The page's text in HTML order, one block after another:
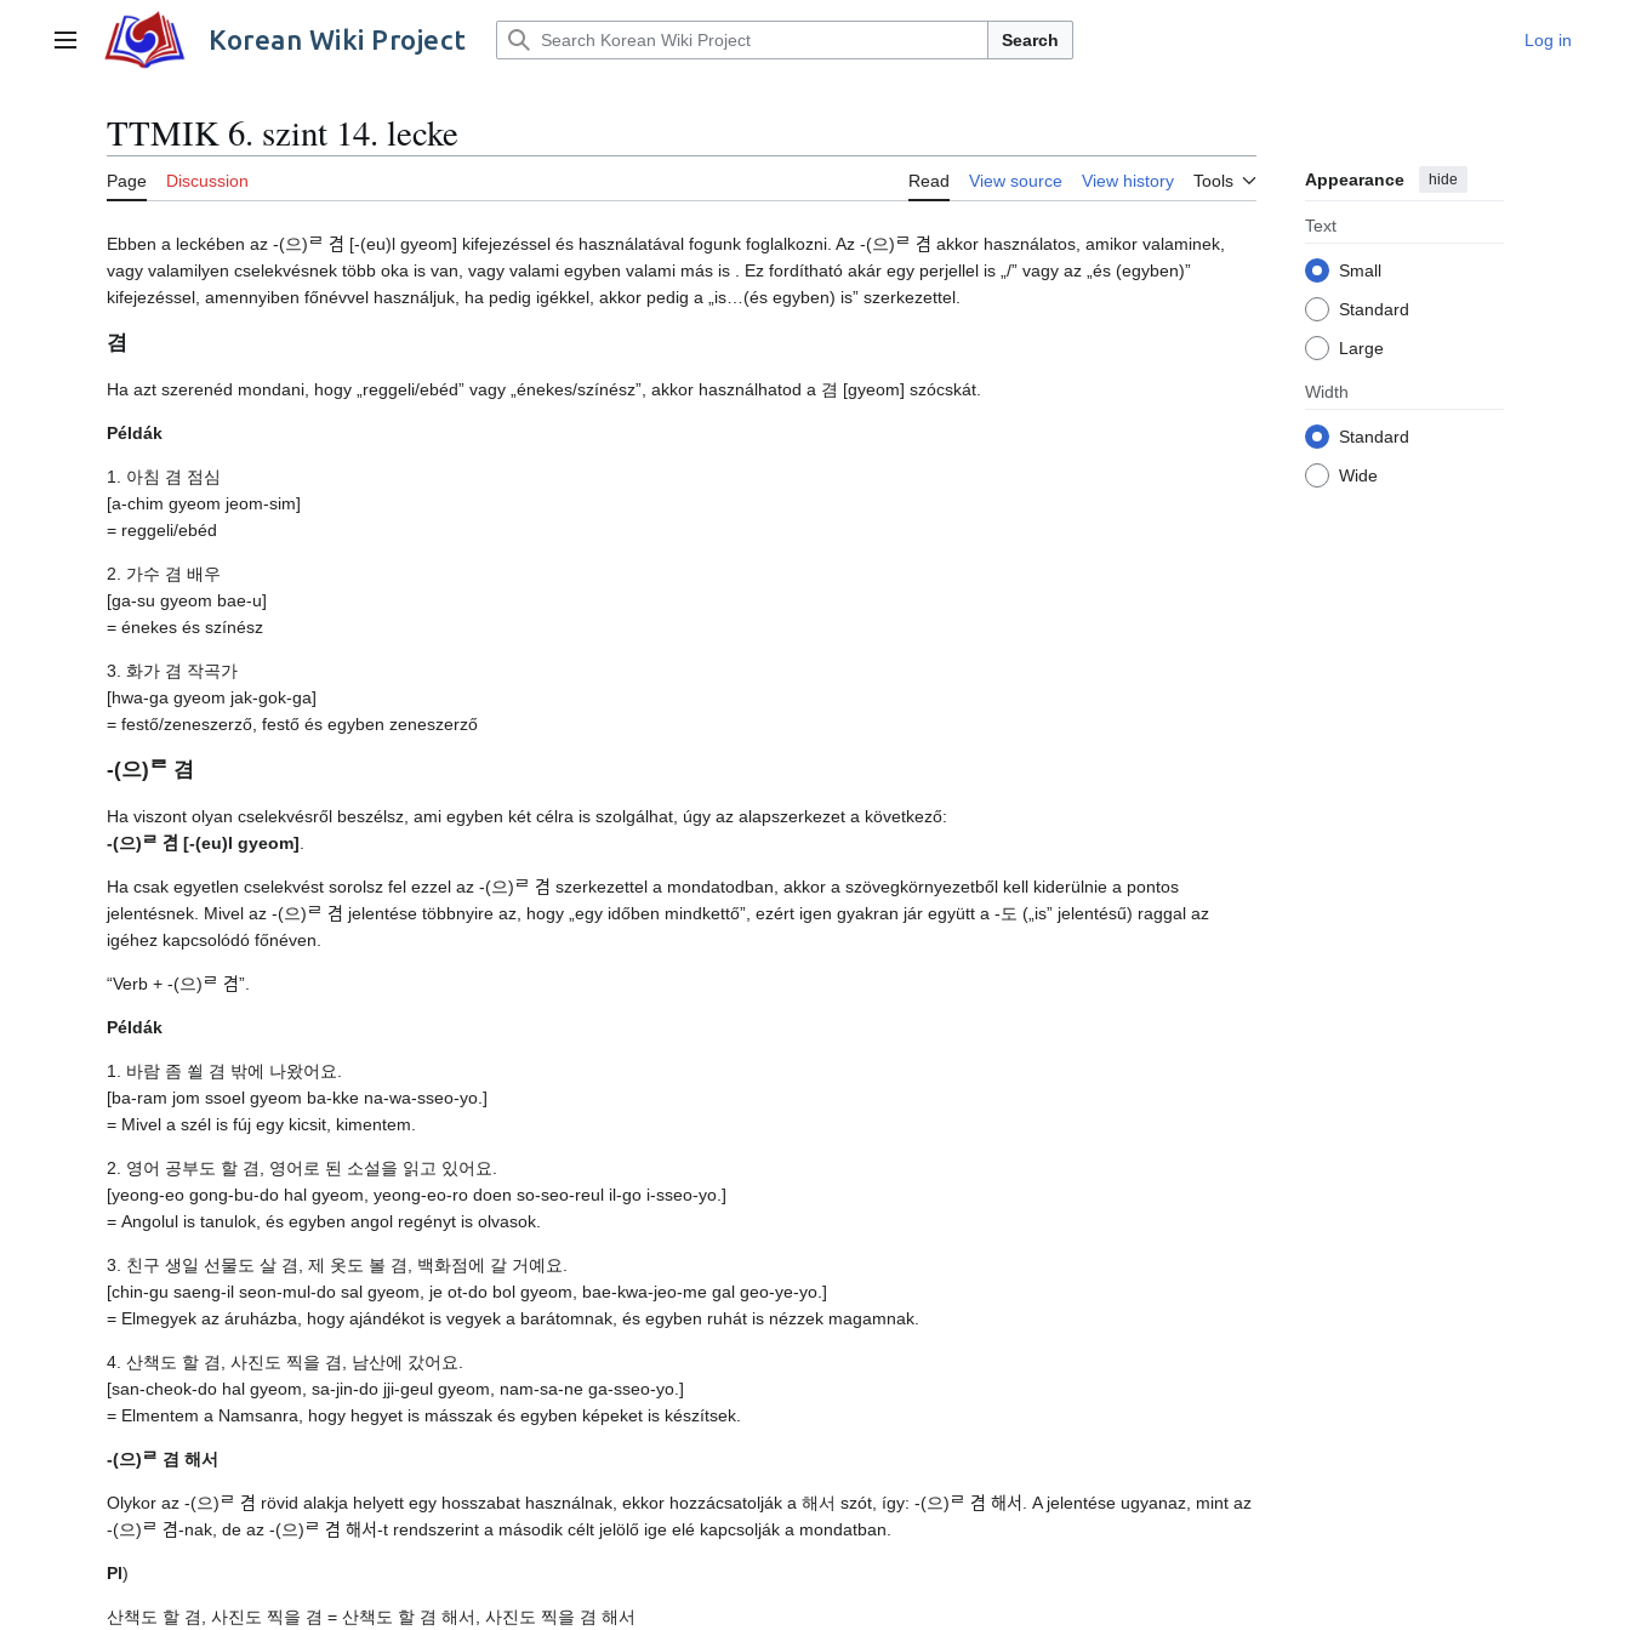
contentMain menu Korean Wiki Project Search Log in
TTMIK 6. szint 14. lecke
Page Discussion Read View source View history Tools Appearance hide
Text
Small
Standard
Large
Width
Standard
Wide
Ebben a leckében az -(으)ᄅ 겸 [-(eu)l gyeom] kifejezéssel és használatával fogunk foglalkozni. Az -(으)ᄅ 겸 akkor használatos, amikor valaminek,
vagy valamilyen cselekvésnek több oka is van, vagy valami egyben valami más is . Ez fordítható akár egy perjellel is „/” vagy az „és (egyben)”
kifejezéssel, amennyiben főnévvel használjuk, ha pedig igékkel, akkor pedig a „is…(és egyben) is” szerkezettel.
겸
Ha azt szerenéd mondani, hogy „reggeli/ebéd” vagy „énekes/színész”, akkor használhatod a 겸 [gyeom] szócskát.
Példák
1. 아침 겸 점심
[a-chim gyeom jeom-sim]
= reggeli/ebéd
2. 가수 겸 배우
[ga-su gyeom bae-u]
= énekes és színész
3. 화가 겸 작곡가
[hwa-ga gyeom jak-gok-ga]
= festő/zeneszerző, festő és egyben zeneszerző
-(으)ᄅ 겸
Ha viszont olyan cselekvésről beszélsz, ami egyben két célra is szolgálhat, úgy az alapszerkezet a következő:
-(으)ᄅ 겸 [-(eu)l gyeom]
Ha csak egyetlen cselekvést sorolsz fel ezzel az -(으)ᄅ 겸 szerkezettel a mondatodban, akkor a szövegkörnyezetből kell kiderülnie a pontos
jelentésnek. Mivel az -(으)ᄅ 겸 jelentése többnyire az, hogy „egy időben mindkettő”, ezért igen gyakran jár együtt a -도 („is” jelentésű) raggal az
igéhez kapcsolódó főnéven.
“Verb + -(으)ᄅ 겸”.
Példák
1. 바람 좀 쐴 겸 밖에 나왔어요.
[ba-ram jom ssoel gyeom ba-kke na-wa-sseo-yo.]
= Mivel a szél is fúj egy kicsit, kimentem.
2. 영어 공부도 할 겸, 영어로 된 소설을 읽고 있어요.
[yeong-eo gong-bu-do hal gyeom, yeong-eo-ro doen so-seo-reul il-go i-sseo-yo.]
= Angolul is tanulok, és egyben angol regényt is olvasok.
3. 친구 생일 선물도 살 겸, 제 옷도 볼 겸, 백화점에 갈 거예요.
[chin-gu saeng-il seon-mul-do sal gyeom, je ot-do bol gyeom, bae-kwa-jeo-me gal geo-ye-yo.]
= Elmegyek az áruházba, hogy ajándékot is vegyek a barátomnak, és egyben ruhát is nézzek magamnak.
4. 산책도 할 겸, 사진도 찍을 겸, 남산에 갔어요.
[san-cheok-do hal gyeom, sa-jin-do jji-geul gyeom, nam-sa-ne ga-sseo-yo.]
= Elmentem a Namsanra, hogy hegyet is másszak és egyben képeket is készítsek.
-(으)ᄅ 겸 해서
Olykor az -(으)ᄅ 겸 rövid alakja helyett egy hosszabat használnak, ekkor hozzácsatolják a 해서 szót, így: -(으)ᄅ 겸 해서. A jelentése ugyanaz, mint az
-(으)ᄅ 겸-nak, de az -(으)ᄅ 겸 해서-t rendszerint a második célt jelölő ige elé kapcsolják a mondatban.
Pl)
산책도 할 겸, 사진도 찍을 겸 = 산책도 할 겸 해서, 사진도 찍을 겸 해서